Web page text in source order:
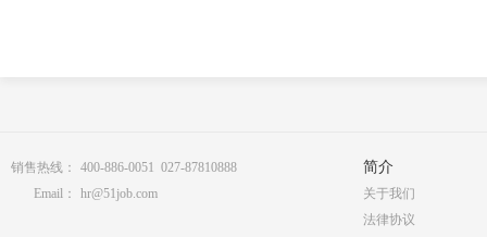
销售热线：
400-886-0051 027-87810888
Email：
hr@51job.com
简介
关于我们
法律协议